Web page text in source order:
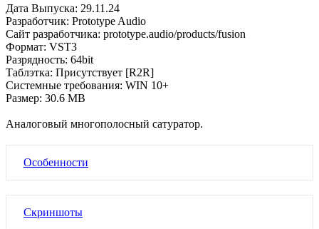
Дата Выпуска: 29.11.24
Разработчик: Prototype Audio
Сайт разработчика: prototype.audio/products/fusion
Формат: VST3
Разрядность: 64bit
Таблэтка: Присутствует [R2R]
Системные требования: WIN 10+
Размер: 30.6 MB
Аналоговый многополосный сатуратор.
Особенности
Скриншоты